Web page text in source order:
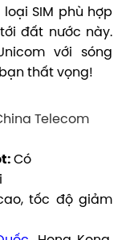
SIM phù hợp
đất nước này.
với sóng
thất vọng!
Telecom
Có
tốc độ giảm